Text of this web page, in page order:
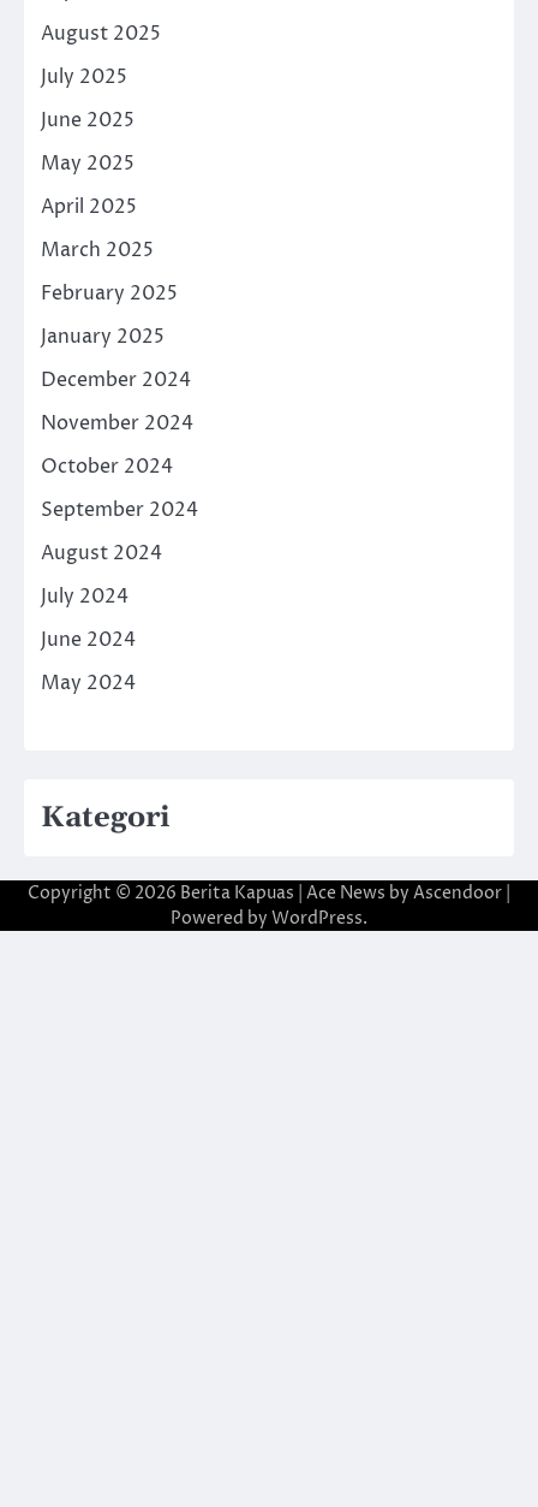
August 2025
July 2025
June 2025
May 2025
April 2025
March 2025
February 2025
January 2025
December 2024
November 2024
October 2024
September 2024
August 2024
July 2024
June 2024
May 2024
Kategori
Copyright © 2026 Berita Kapuas | Ace News by Ascendoor
Powered by WordPress.